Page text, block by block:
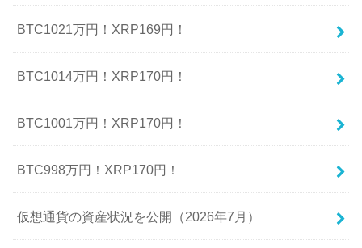
BTC1021万円！XRP169円！
BTC1014万円！XRP170円！
BTC1001万円！XRP170円！
BTC998万円！XRP170円！
仮想通貨の資産状況を公開（2026年7月）